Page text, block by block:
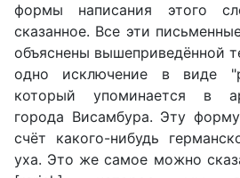
формы написания этого
сказанное. Все эти
объяснены вышеприведённой
одно исключение в виде
который упоминается в
города Висамбура. Эту
счёт какого-нибудь
уха. Это же самое можно